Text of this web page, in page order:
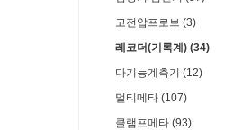
고전압프로브 (3)
레코더(기록계) (34)
다기능계측기 (12)
멀티메타 (107)
클램프메타 (93)